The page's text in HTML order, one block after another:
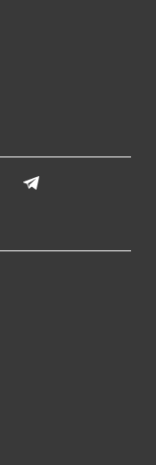
LinkedIn